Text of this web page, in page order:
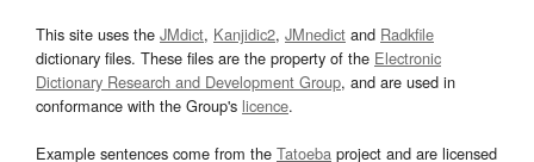
This site uses the JMdict, Kanjidic2, JMnedict and Radkfile
dictionary files. These files are the property of the Electronic
Dictionary Research and Development Group, and are used in
conformance with the Group's licence.
Example sentences come from the Tatoeba project and are licensed